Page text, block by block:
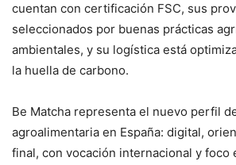
cuentan con certificación FSC, sus
seleccionados por buenas prácticas
ambientales, y su logística está
la huella de carbono.
Be Matcha representa el nuevo perfil
agroalimentaria en España: digital,
final, con vocación internacional y foco